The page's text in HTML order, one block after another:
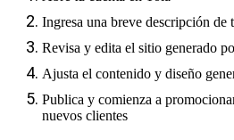
Ingresa una breve descripción de
Revisa y edita el sitio generado
Ajusta el contenido y diseño
Publica y comienza a
nuevos clientes